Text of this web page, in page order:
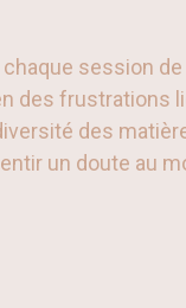
session
des frustrations
des
un doute au